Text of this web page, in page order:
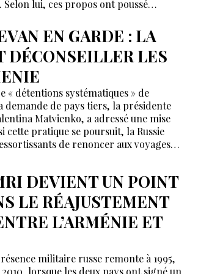
Selon lui, ces propos ont poussé
alternatives économiques et
EN GARDE : LA
DÉCONSEILLER LES
« détentions systématiques » de
demande de pays tiers, la présidente
Matvienko, a adressé une mise
cette pratique se poursuit, la Russie
de renoncer aux voyages
DEVIENT UN POINT
LE RÉAJUSTEMENT
L’ARMÉNIE ET
militaire russe remonte à 1995,
lorsque les deux pays ont signé un